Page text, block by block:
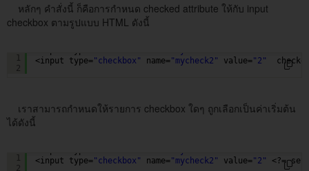
หลักๆ คำสั่งนี้ ก็คือการกำหนด checked attribute ให้กับ input
checkbox ตามรูปแบบ HTML ดังนี้
1
2
<input type="checkbox" name="mycheck2" value="2"
เราสามารถกำหนดให้รายการ checkbox ใดๆ ถูกเลือกเป็นค่าเริ่มต้น
ได้ดังนี้
1
2
<input type="checkbox" name="mycheck2" value="2" <?=